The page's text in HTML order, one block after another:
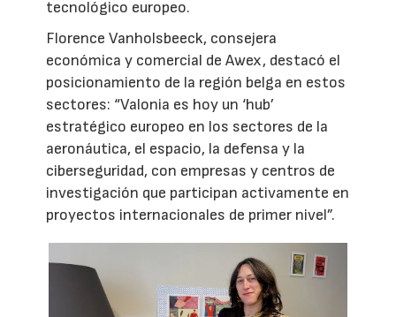
tecnológico europeo.
Florence Vanholsbeeck, consejera
económica y comercial de Awex, destacó el
posicionamiento de la región belga en estos
sectores: “Valonia es hoy un ‘hub’
estratégico europeo en los sectores de la
aeronáutica, el espacio, la defensa y la
ciberseguridad, con empresas y centros de
investigación que participan activamente en
proyectos internacionales de primer nivel”.